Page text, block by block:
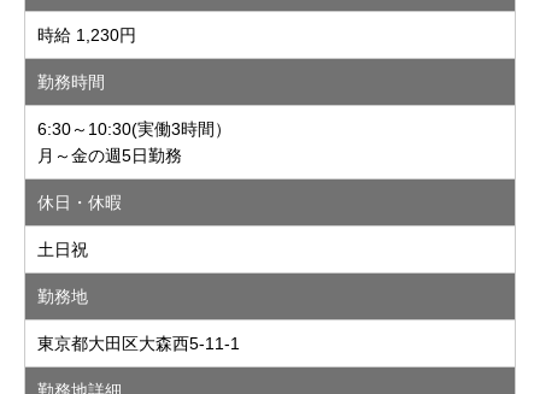
時給 1,230円
勤務時間
6:30～10:30(実働3時間）
月～金の週5日勤務
休日・休暇
土日祝
勤務地
東京都大田区大森西5-11-1